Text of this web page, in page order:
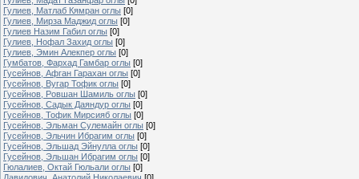
Гулиев, Матлаб Кямран оглы [0]
Гулиев, Мирза Маджид оглы [0]
Гулиев Назим Габил оглы [0]
Гулиев, Нофал Захид оглы [0]
Гулиев, Эмин Алекпер оглы [0]
Гумбатов, Фархад Гамбар оглы [0]
Гусейнов, Афган Гарахан оглы [0]
Гусейнов, Вугар Тофик оглы [0]
Гусейнов, Ровшан Шамиль оглы [0]
Гусейнов, Садык Даяндур оглы [0]
Гусейнов, Тофик Мирсияб оглы [0]
Гусейнов, Эльман Сулемайн оглы [0]
Гусейнов, Эльчин Ибрагим оглы [0]
Гусейнов, Эльшад Эйнулла оглы [0]
Гусейнов, Эльшан Ибрагим оглы [0]
Гюлалиев, Октай Гюльали оглы [0]